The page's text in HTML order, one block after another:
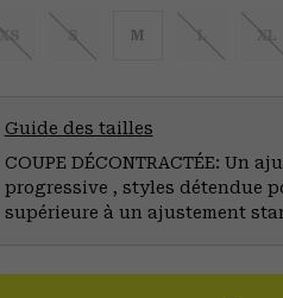
XS S M L XL
Guide des tailles
COUPE DÉCONTRACTÉE: Un
progressive , styles détendue
supérieure à un ajustement